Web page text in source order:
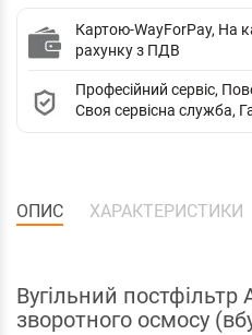
Картою-WayForPay, На
рахунку з ПДВ
Професійний сервіс,
Своя сервісна служба,
ОПИС ХАРАКТЕРИСТИКИ
Вугільний
зворотного осмосу